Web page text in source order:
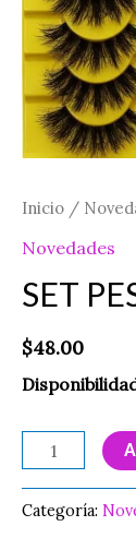
Inicio /
Novedades
SET
$48.00
Categoría: